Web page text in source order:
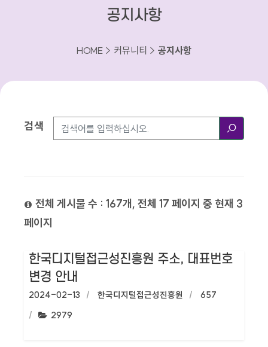
공지사항
HOME > 커뮤니티 > 공지사항
검색방법
검색
전체 게시물 수 : 167개, 전체 17 페이지 중 현재 3
페이지
한국디지털접근성진흥원 주소, 대표번호
변경 안내
작성일:
2024-02-13 작성자:
한국디지털접근성진흥원 댓글수:
657
조회수:
2979